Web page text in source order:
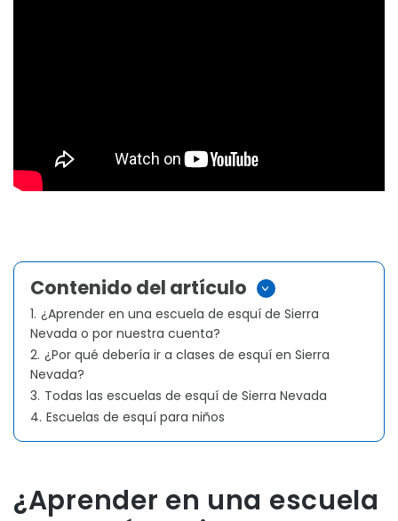
Contenido del artículo >
1. ¿Aprender en una escuela de esquí de Sierra
Nevada o por nuestra cuenta?
2. ¿Por qué debería ir a clases de esquí en Sierra
Nevada?
3. Todas las escuelas de esquí de Sierra Nevada
4. Escuelas de esquí para niños
¿Aprender en una escuela